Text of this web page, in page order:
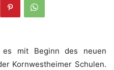
es mit Beginn des neuen
Kornwestheimer Schulen.